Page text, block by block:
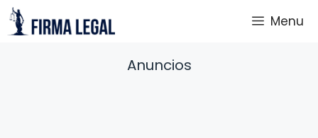
Saltar
al
Menu
Anuncios